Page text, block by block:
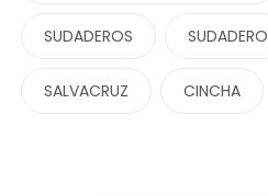
SUDADEROS SUDADERO
SALVACRUZ CINCHA